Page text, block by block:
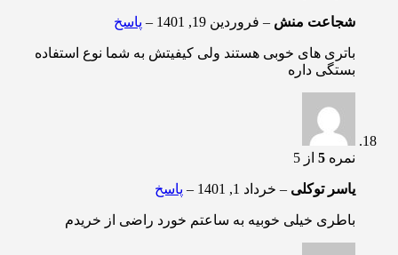
شجاعت منش – فروردین 19, 1401 – پاسخ
باتری های خوبی هستند ولی کیفیتش به شما نوع استفاده
بستگی داره
نمره 5 از 5
یاسر توکلی – خرداد 1, 1401 – پاسخ
باطری خیلی خوبیه به ساعتم خورد راضی از خریدم